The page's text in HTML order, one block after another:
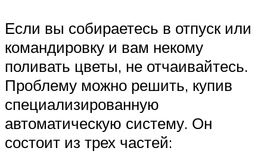
Если вы собираетесь в отпуск или
командировку и вам некому
поливать цветы, не отчаивайтесь.
Проблему можно решить, купив
специализированную
автоматическую систему. Он
состоит из трех частей: